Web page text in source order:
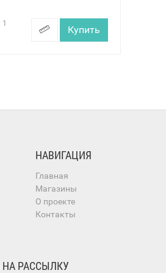
1
Купить
НАВИГАЦИЯ
Главная
Магазины
О проекте
Контакты
РАССЫЛКУ